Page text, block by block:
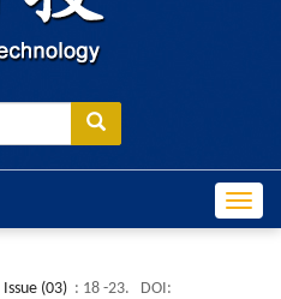
Issue (03) : 18 -23.
DOI: